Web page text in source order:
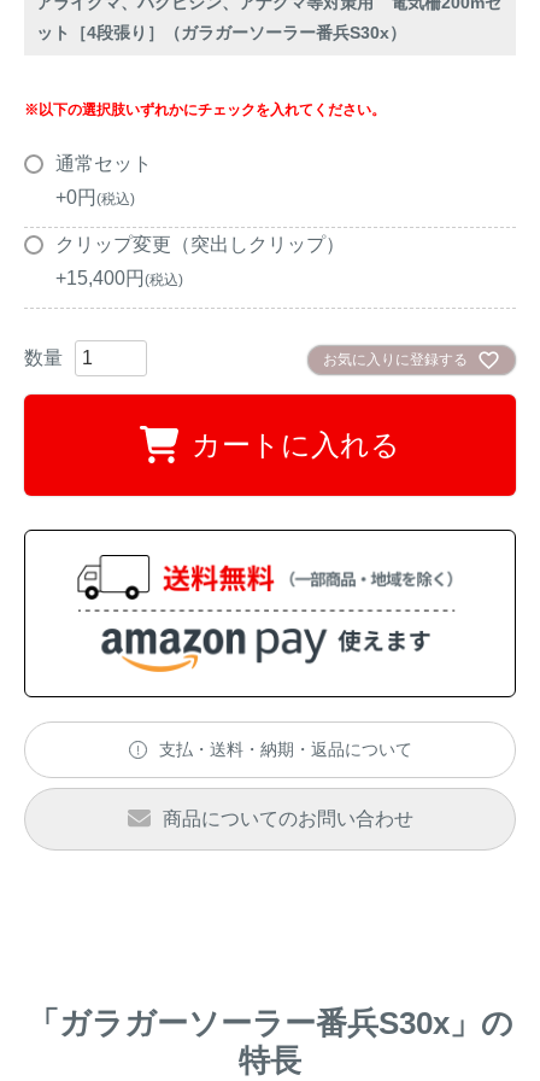
ット［4段張り］（ガラガーソーラー番兵S30x）
※以下の選択肢いずれかにチェックを入れてください。
通常セット
+0 税込
クリップ変更（突出しクリップ）
+15,400 税込
お気に入りに登録する
カートに入れる
支払・送料・納期・返品について
商品についてのお問い合わせ
「ガラガーソーラー番兵S30x」の
特長
タヌキ対策
アナグマ対策